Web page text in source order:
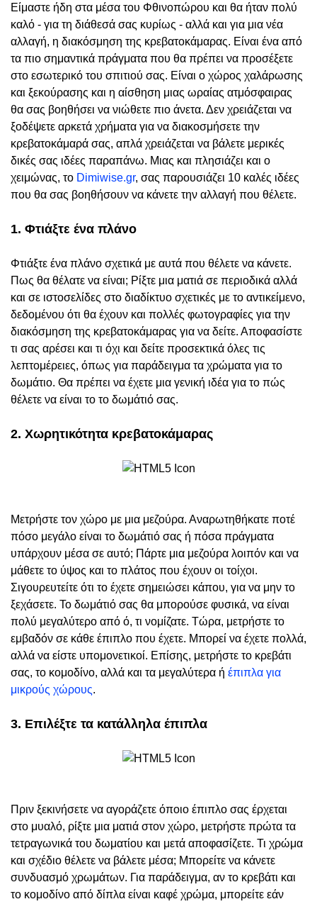
Είμαστε ήδη στα μέσα του Φθινοπώρου και θα ήταν πολύ
καλό - για τη διάθεσά σας κυρίως - αλλά και για μια νέα
αλλαγή, η διακόσμηση της κρεβατοκάμαρας. Είναι ένα από
τα πιο σημαντικά πράγματα που θα πρέπει να προσέξετε
στο εσωτερικό του σπιτιού σας. Είναι ο χώρος χαλάρωσης
και ξεκούρασης και η αίσθηση μιας ωραίας ατμόσφαιρας
θα σας βοηθήσει να νιώθετε πιο άνετα. Δεν χρειάζεται να
ξοδέψετε αρκετά χρήματα για να διακοσμήσετε την
κρεβατοκάμαρά σας, απλά χρειάζεται να βάλετε μερικές
δικές σας ιδέες παραπάνω. Μιας και πλησιάζει και ο
χειμώνας, το Dimiwise.gr, σας παρουσιάζει 10 καλές ιδέες
που θα σας βοηθήσουν να κάνετε την αλλαγή που θέλετε.
1. Φτιάξτε ένα πλάνο
Φτιάξτε ένα πλάνο σχετικά με αυτά που θέλετε να κάνετε.
Πως θα θέλατε να είναι; Ρίξτε μια ματιά σε περιοδικά αλλά
και σε ιστοσελίδες στο διαδίκτυο σχετικές με το αντικείμενο,
δεδομένου ότι θα έχουν και πολλές φωτογραφίες για την
διακόσμηση της κρεβατοκάμαρας για να δείτε. Αποφασίστε
τι σας αρέσει και τι όχι και δείτε προσεκτικά όλες τις
λεπτομέρειες, όπως για παράδειγμα τα χρώματα για το
δωμάτιο. Θα πρέπει να έχετε μια γενική ιδέα για το πώς
θέλετε να είναι το το δωμάτιό σας.
2. Χωρητικότητα κρεβατοκάμαρας
Μετρήστε τον χώρο με μια μεζούρα. Αναρωτηθήκατε ποτέ
πόσο μεγάλο είναι το δωμάτιό σας ή πόσα πράγματα
υπάρχουν μέσα σε αυτό; Πάρτε μια μεζούρα λοιπόν και να
μάθετε το ύψος και το πλάτος που έχουν οι τοίχοι.
Σιγουρευτείτε ότι το έχετε σημειώσει κάπου, για να μην το
ξεχάσετε. Το δωμάτιό σας θα μπορούσε φυσικά, να είναι
πολύ μεγαλύτερο από ό, τι νομίζατε. Τώρα, μετρήστε το
εμβαδόν σε κάθε έπιπλο που έχετε. Μπορεί να έχετε πολλά,
αλλά να είστε υπομονετικοί. Επίσης, μετρήστε το κρεβάτι
σας, το κομοδίνο, αλλά και τα μεγαλύτερα ή έπιπλα για
μικρούς χώρους.
3. Επιλέξτε τα κατάλληλα έπιπλα
Πριν ξεκινήσετε να αγοράζετε όποιο έπιπλο σας έρχεται
στο μυαλό, ρίξτε μια ματιά στον χώρο, μετρήστε πρώτα τα
τετραγωνικά του δωματίου και μετά αποφασίζετε. Τι χρώμα
και σχέδιο θέλετε να βάλετε μέσα; Μπορείτε να κάνετε
συνδυασμό χρωμάτων. Για παράδειγμα, αν το κρεβάτι και
το κομοδίνο από δίπλα είναι καφέ χρώμα, μπορείτε εάν